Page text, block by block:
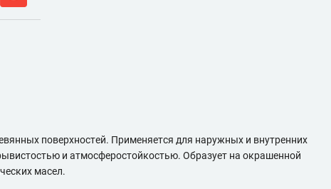
поверхностей. Применяется для наружных и внутренних
и атмосферостойкостью. Образует на окрашенной
масел.